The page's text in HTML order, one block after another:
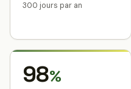
300 jours par an
98%